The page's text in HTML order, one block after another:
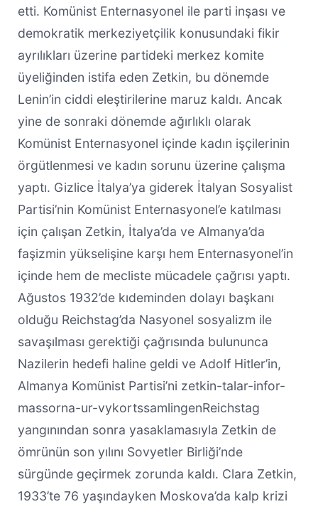
etti. Komünist Enternasyonel ile parti inşası ve
demokratik merkeziyetçilik konusundaki fikir
ayrılıkları üzerine partideki merkez komite
üyeliğinden istifa eden Zetkin, bu dönemde
Lenin’in ciddi eleştirilerine maruz kaldı. Ancak
yine de sonraki dönemde ağırlıklı olarak
Komünist Enternasyonel içinde kadın işçilerinin
örgütlenmesi ve kadın sorunu üzerine çalışma
yaptı. Gizlice İtalya’ya giderek İtalyan Sosyalist
Partisi’nin Komünist Enternasyonel’e katılması
için çalışan Zetkin, İtalya’da ve Almanya’da
faşizmin yükselişine karşı hem Enternasyonel’in
içinde hem de mecliste mücadele çağrısı yaptı.
Ağustos 1932’de kıdeminden dolayı başkanı
olduğu Reichstag’da Nasyonel sosyalizm ile
savaşılması gerektiği çağrısında bulununca
Nazilerin hedefi haline geldi ve Adolf Hitler’in,
Almanya Komünist Partisi’ni zetkin-talar-infor-
massorna-ur-vykortssamlingenReichstag
yangınından sonra yasaklamasıyla Zetkin de
ömrünün son yılını Sovyetler Birliği’nde
sürgünde geçirmek zorunda kaldı. Clara Zetkin,
1933’te 76 yaşındayken Moskova’da kalp krizi